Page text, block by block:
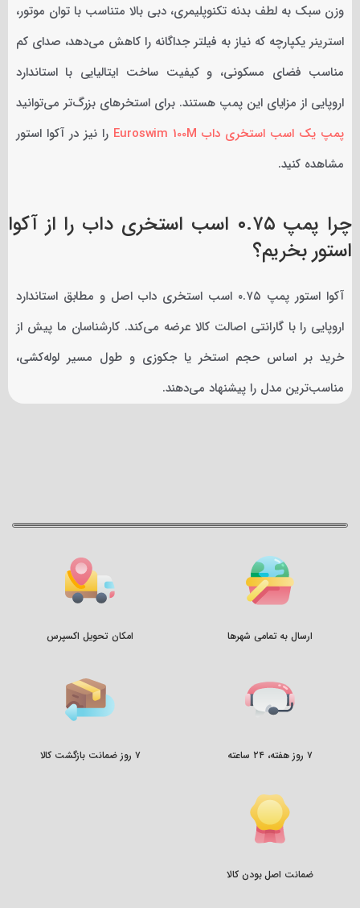
وزن سبک به لطف بدنه تکنوپلیمری، دبی بالا متناسب با توان موتور،
استرینر یکپارچه که نیاز به فیلتر جداگانه را کاهش می‌دهد، صدای کم
مناسب فضای مسکونی، و کیفیت ساخت ایتالیایی با استاندارد
اروپایی از مزایای این پمپ هستند. برای استخرهای بزرگ‌تر می‌توانید
پمپ یک اسب استخری داب Euroswim 100M
را نیز در آکوا استور
مشاهده کنید.
چرا پمپ ۰.۷۵ اسب استخری داب را از آکوا
استور بخریم؟
آکوا استور پمپ ۰.۷۵ اسب استخری داب اصل و مطابق استاندارد
اروپایی را با گارانتی اصالت کالا عرضه می‌کند. کارشناسان ما پیش از
خرید بر اساس حجم استخر یا جکوزی و طول مسیر لوله‌کشی،
مناسب‌ترین مدل را پیشنهاد می‌دهند.
ارسال به تمامی شهرها امکان تحویل اکسپرس
۷ روز هفته، ۲۴ ساعته ۷ روز ضمانت بازگشت کالا
ضمانت اصل بودن کالا